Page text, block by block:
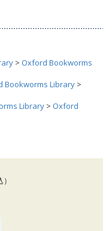
> Oxford Bookworms
Bookworms Library >
Library > Oxford